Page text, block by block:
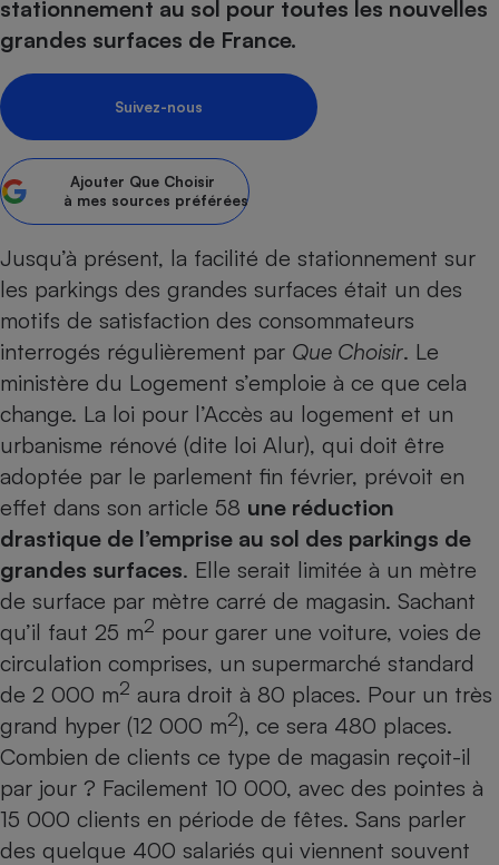
stationnement au sol pour toutes les nouvelles
grandes surfaces de France.
Suivez-nous
Ajouter Que Choisir
à mes sources préférées
Jusqu’à présent, la facilité de stationnement sur
les parkings des grandes surfaces était un des
motifs de satisfaction des consommateurs
interrogés régulièrement par Que Choisir. Le
ministère du Logement s’emploie à ce que cela
change. La loi pour l’Accès au logement et un
urbanisme rénové (dite loi Alur), qui doit être
adoptée par le parlement fin février, prévoit en
effet dans son article 58 une réduction
drastique de l’emprise au sol des parkings de
grandes surfaces. Elle serait limitée à un mètre
de surface par mètre carré de magasin. Sachant
qu’il faut 25 m2 pour garer une voiture, voies de
circulation comprises, un supermarché standard
de 2 000 m2 aura droit à 80 places. Pour un très
grand hyper (12 000 m2), ce sera 480 places.
Combien de clients ce type de magasin reçoit-il
par jour ? Facilement 10 000, avec des pointes à
15 000 clients en période de fêtes. Sans parler
des quelque 400 salariés qui viennent souvent
Sécurité - Hygiène
Complément
alimentaire
bouteille
Assurance
Banque - Crédit
Epargne - Fiscalité
Mutuelle
Assurance emprunteur
Banque
Circulation routière
Contrôle technique -
Pièce détachée
Moto
Comparateur auto
Comparatif
Comparatif aspirateur
Comparatif aspirateur
Comparatif cafetière
Comparatif robot cuiseur
Comparatif centrale
Gros électroménager
Petit électroménager -
Lave-linge
Comparatif casque audio
Comparatif ultrabook
Comparatif tablette
Image et son
Informatique
Internet
Téléphonie
Téléviseur
Comparatif tondeuse
Aménagement
Bricolage - Jardinage
Chauffage
Produit d'entretien
Sécurité domestique
Matelas
Maladie - Médecine -
Système de santé -
Mutuelle
Antimoustique
Maison de retraite
Retraite
Choisir son fioul
Choisir son pellet
Comparateur assurance emprunteur
Tous les comparateurs
Toutes les cartes interactives
Speedtest - Testez le débit de votre
connexion Internet